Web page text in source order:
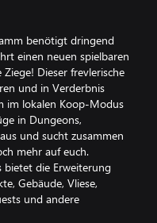
benötigt dringend
einen neuen spielbaren
Dieser frevlerische
und in Verderbnis
im lokalen Koop-Modus
in Dungeons,
und sucht zusammen
mehr auf euch.
die Erweiterung
Gebäude, Vliese,
und andere